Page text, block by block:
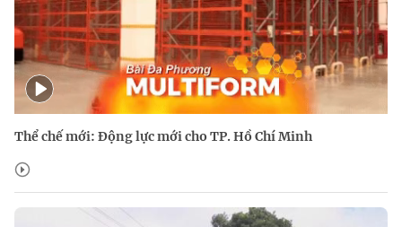
Thể chế mới: Động lực mới cho TP. Hồ Chí Minh